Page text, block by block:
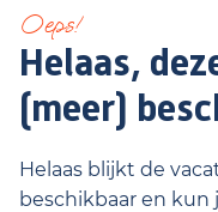
Oeps!
Helaas,
(meer)
Helaas blijkt de
beschikbaar en kun